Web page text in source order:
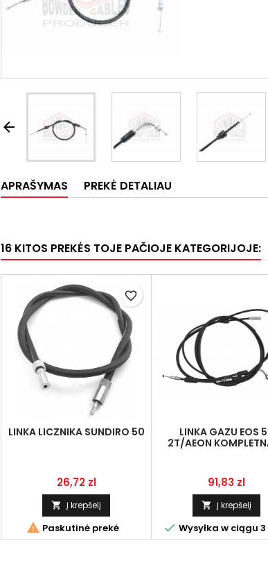

APRAŠYMAS PREKĖ DETALIAU
16 KITOS PREKĖS TOJE PAČIOJE KATEGORIJOJE:
LINKA LICZNIKA SUNDIRO 50
Kaina
26,72 zl
 Į krepšelį
 Paskutinė prekė
favorite_border
LINKA GAZU EOS
2T/AEON
Kaina
91,83 zl
 Į krepšelį
 Wysyłka w ciągu